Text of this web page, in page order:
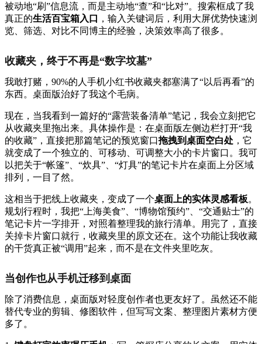
被动地“刷”信息流，而是主动地“查”和“比对”。搜索框成了我
真正的生活百宝箱入口
，输入关键词后，利用大屏优势快速浏
览、筛选、对比不同博主的经验，决策效率高了很多。
收藏夹，终于不再是“数字坟墓”
我敢打赌，90%的人手机小红书收藏夹都塞满了“以后再看”的
东西。桌面版治好了我这个毛病。
现在，当我看到一篇好的“露营装备清单”笔记，我会立刻把它
从收藏夹里拖出来。具体操作是：在桌面版左侧边栏打开“我
的收藏”，直接把那篇笔记的预览窗口拖拽到桌面空白处 ，它
就变成了一个独立的、可移动、可调整大小的卡片窗口。我可
以把关于“帐篷”、“炊具”、“灯具”的笔记卡片在桌面上分区域
排列，一目了然。
这相当于把线上收藏夹，变成了一个桌面上的实体灵感看板。
规划行程时，我把“上海美食”、“博物馆预约”、“交通贴士”的
笔记卡片一字排开，对照着整理我的旅行清单。用完了，直接
关掉卡片窗口就行，收藏夹里的原文还在。这个功能让我收藏
的干货真正被“调用”起来，而不是在文件夹里吃灰。
当创作也从手机迁移到桌面
除了消费信息，桌面版对轻度创作者也更友好了。虽然还不能
替代专业的剪辑、修图软件，但写写文案、整理图片素材方便
多了。